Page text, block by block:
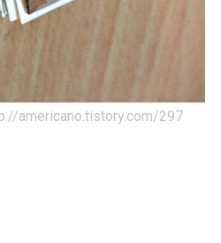
americano.tistory.com/297